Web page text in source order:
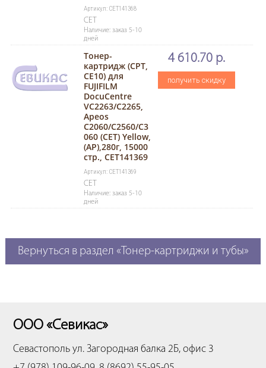
Артикул: CET141368
CET
Наличие: заказ 5-10
дней
Тонер-
картридж (CPT,
CE10) для
FUJIFILM
DocuCentre
VC2263/C2265,
Apeos
C2060/C2560/C3
060 (CET) Yellow,
(AP),280г, 15000
стр., CET141369
Артикул: CET141369
CET
Наличие: заказ 5-10
дней
4 610.70 р.
получить скидку
Вернуться в раздел «Тонер-картриджи и тубы»
ООО «Севикас»
Севастополь ул. Загородная балка 2Б, офис 3